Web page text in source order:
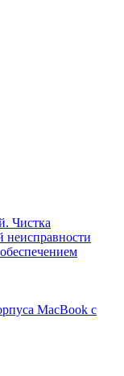
Чистка
неисправности
MacBook с